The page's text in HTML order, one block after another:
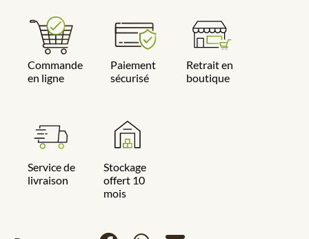
Commande
en ligne
Paiement
sécurisé
Retrait en
boutique
Service de
livraison
Stockage
offert 10
mois